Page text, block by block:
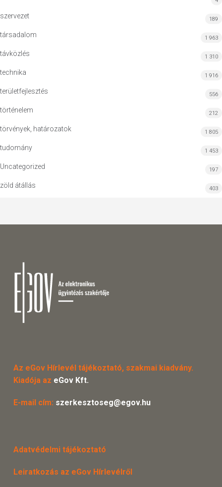
szervezet 189
társadalom 1 963
távközlés 1 310
technika 1 916
területfejlesztés 556
történelem 212
törvények, határozatok 1 805
tudomány 1 453
Uncategorized 197
zöld átállás 403
Az eGov Hírlevél tájékoztató, szakmai kiadvány.
Kiadója az eGov Kft.
E-mail cím: szerkesztoseg@egov.hu
Adatvédelmi tájékoztató
Leiratkozás az eGov Hírlevélről